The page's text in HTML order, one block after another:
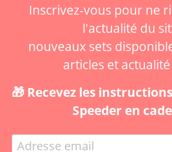
Inscrivez-vous pour ne
l'actualité du
nouveaux sets
articles et
🎁 Recevez les
Speeder en